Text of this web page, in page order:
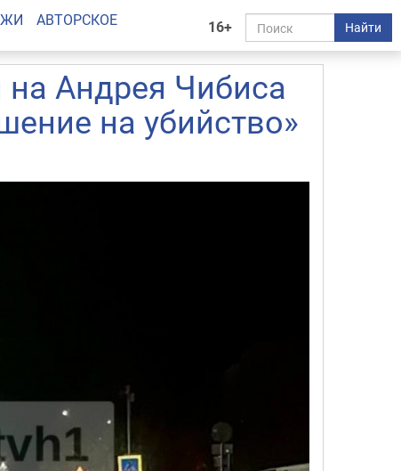
16+ Найти
АВТОРСКОЕ
Андрея Чибиса
на убийство»